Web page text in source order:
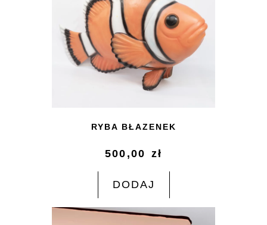
RYBA BŁAZENEK
500,00 zł
DODAJ